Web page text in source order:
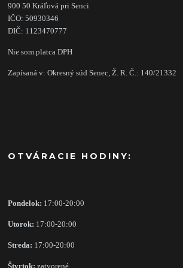
900 50 Kráľová pri Senci
IČO: 50930346
DIČ: 1123470777
Nie som platca DPH
Zapísaná v: Okresný súd Senec, Ž. R. Č.: 140/21332
OTVÁRACIE HODINY:
Pondelok: 17:00-20:00
Utorok: 17:00-20:00
Streda: 17:00-20:00
Štvrtok: zatvorené